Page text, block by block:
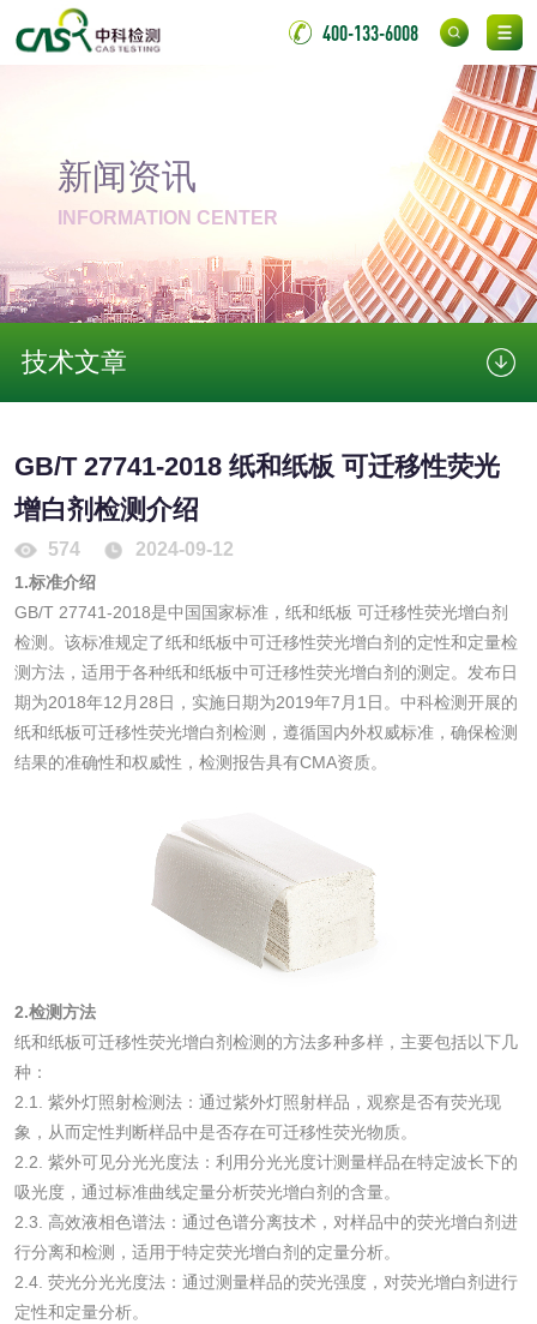
400-133-6008
新闻资讯
INFORMATION CENTER
技术文章
GB/T 27741-2018 纸和纸板 可迁移性荧光
增白剂检测介绍
574 2024-09-12
1.标准介绍
GB/T 27741-2018是中国国家标准，纸和纸板 可迁移性荧光增白剂
检测。该标准规定了纸和纸板中可迁移性荧光增白剂的定性和定量检
测方法，适用于各种纸和纸板中可迁移性荧光增白剂的测定。发布日
期为2018年12月28日，实施日期为2019年7月1日。中科检测开展的
纸和纸板可迁移性荧光增白剂检测，遵循国内外权威标准，确保检测
结果的准确性和权威性，检测报告具有CMA资质。
2.检测方法
纸和纸板可迁移性荧光增白剂检测的方法多种多样，主要包括以下几
种：
2.1. 紫外灯照射检测法：通过紫外灯照射样品，观察是否有荧光现
象，从而定性判断样品中是否存在可迁移性荧光物质。
2.2. 紫外可见分光光度法：利用分光光度计测量样品在特定波长下的
吸光度，通过标准曲线定量分析荧光增白剂的含量。
2.3. 高效液相色谱法：通过色谱分离技术，对样品中的荧光增白剂进
行分离和检测，适用于特定荧光增白剂的定量分析。
2.4. 荧光分光光度法：通过测量样品的荧光强度，对荧光增白剂进行
定性和定量分析。
保险柜检测 气弹簧检测
非金属材料
镀膜抗菌玻璃检测
光触媒检测
成分分析配方研发
消毒产品备案 防螨除螨检测
微生物检测
化妆品
化妆品毒理试验
化妆品眼刺激试验 化妆品皮肤刺激试
化妆品急性经口毒
皮肤光变态反应试
验
日化产品
花露水检测